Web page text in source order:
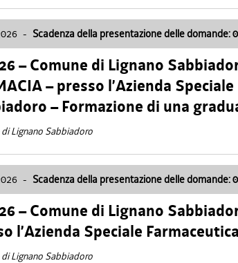
- Scadenza della presentazione delle domande:
– Comune di Lignano
– presso l’Azienda
– Formazione di una
Lignano Sabbiadoro
- Scadenza della presentazione delle domande:
– Comune di Lignano
l’Azienda Speciale
Lignano Sabbiadoro